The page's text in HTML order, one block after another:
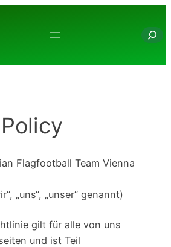
Flagfootball Team Vienna
„uns“, „unser“ genannt)
gilt für alle von uns
und ist Teil